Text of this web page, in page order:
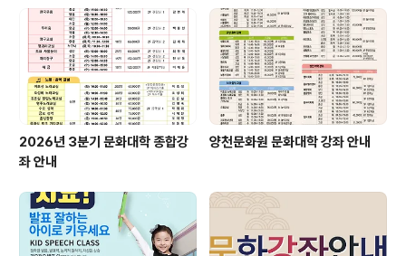
유적지 #탐방 #경상북도 #영주 #인삼 #풍기 #무섬마을
#5일장 #선비촌 #부석사 #단풍 #절경 #문화유산 #선비
#역사 #문화예술 #여행 #투어
2026년 3분기 문화대학 종합강
좌 안내
양천문화원 문화대학 강좌 안내